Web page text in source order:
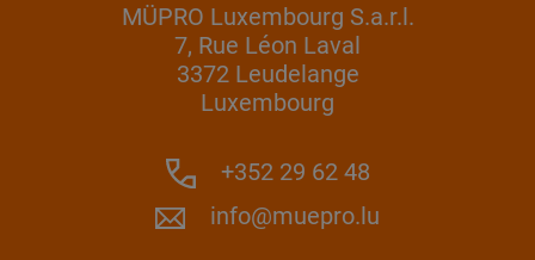
MÜPRO Luxembourg S.a.r.l.
7, Rue Léon Laval
3372 Leudelange
Luxembourg
+352 29 62 48
info@muepro.lu